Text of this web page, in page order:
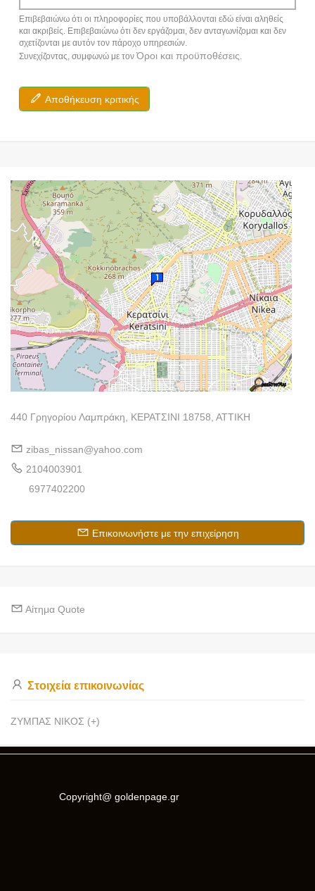
Επιβεβαιώνω ότι οι πληροφορίες που υποβάλλονται εδώ είναι αληθείς
και ακριβείς. Επιβεβαιώνω ότι δεν εργάζομαι, δεν ανταγωνίζομαι και δεν
σχετίζονται με αυτόν τον πάροχο υπηρεσιών.
Συνεχίζοντας, συμφωνώ με τονΌροι και προϋποθέσεις
Αποθήκευση κριτικής
440 Γρηγορίου Λαμπράκη, ΚΕΡΑΤΣΙΝΙ 18758, ΑΤΤΙΚΗ
zibas_nissan@yahoo.com
2104003901
6977402200
Επικοινωνήστε με την επιχείρηση
Αίτημα Quote
Στοιχεία επικοινωνίας
ΖΥΜΠΑΣ ΝΙΚΟΣ (+)
Copyright@ goldenpage.gr